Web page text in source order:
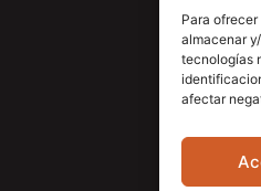
Para
almacenar
tecnologías
afectar